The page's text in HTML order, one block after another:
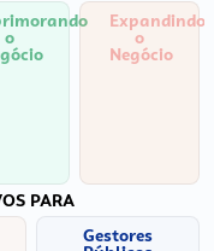
o
Expandindo
o
Negócio
PARA
Gestores